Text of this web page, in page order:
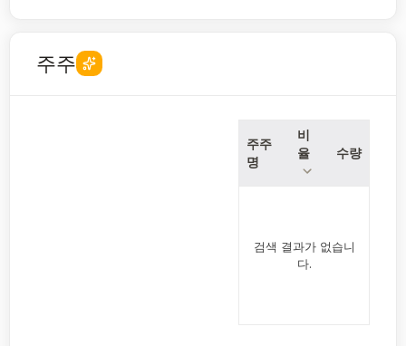
주주
주주
명
비
율
수량
검색 결과가 없습니
다.